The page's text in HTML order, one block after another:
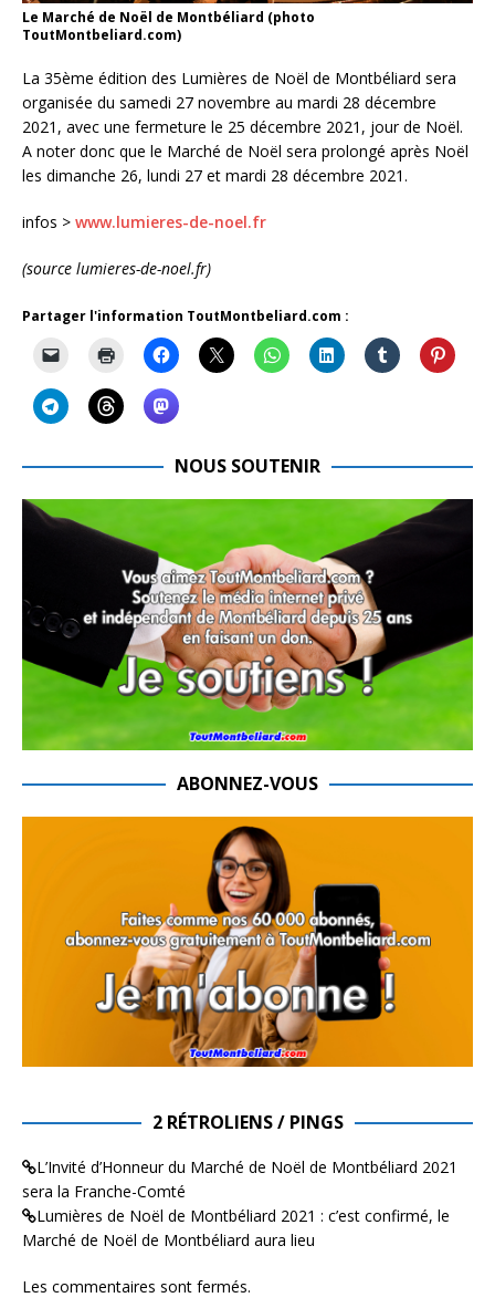
Le Marché de Noël de Montbéliard (photo
ToutMontbeliard.com)
La 35ème édition des Lumières de Noël de Montbéliard sera
organisée du samedi 27 novembre au mardi 28 décembre
2021, avec une fermeture le 25 décembre 2021, jour de Noël.
A noter donc que le Marché de Noël sera prolongé après Noël
les dimanche 26, lundi 27 et mardi 28 décembre 2021.
infos > www.lumieres-de-noel.fr
(source lumieres-de-noel.fr)
Partager l'information ToutMontbeliard.com :
NOUS SOUTENIR
ABONNEZ-VOUS
2 RÉTROLIENS / PINGS
L’Invité d’Honneur du Marché de Noël de Montbéliard 2021
sera la Franche-Comté
Lumières de Noël de Montbéliard 2021 : c’est confirmé, le
Marché de Noël de Montbéliard aura lieu
Les commentaires sont fermés.